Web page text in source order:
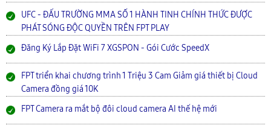
UFC - ĐẤU TRƯỜNG MMA SỐ 1 HÀNH TINH CHÍNH THỨC ĐƯỢC
PHÁT SÓNG ĐỘC QUYỀN TRÊN FPT PLAY
Đăng Ký Lắp Đặt WiFi 7 XGSPON - Gói Cước SpeedX
FPT triển khai chương trình 1 Triệu 3 Cam Giảm giá thiết bị Cloud
Camera đồng giá 10K
FPT Camera ra mắt bộ đôi cloud camera AI thế hệ mới